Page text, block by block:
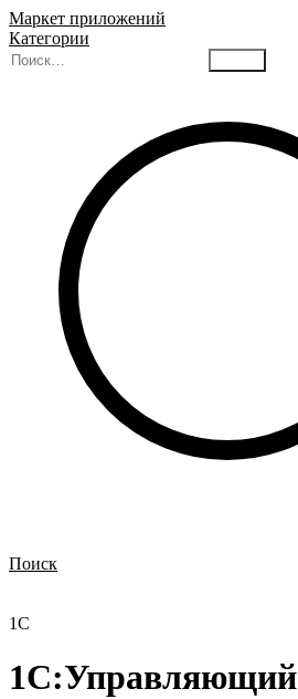
Маркет приложений
Категории
Поиск
1С
1С:Управляющий